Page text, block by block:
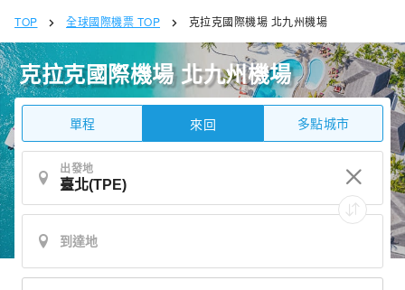
TOP 全球國際機票 TOP 克拉克國際機場 北九州機場
克拉克國際機場 北九州機場
單程 來回 多點城市
出發地